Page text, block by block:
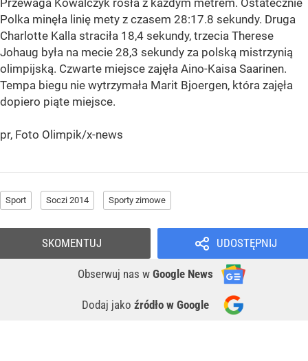
Przewaga Kowalczyk rosła z każdym metrem. Ostatecznie
Polka minęła linię mety z czasem 28:17.8 sekundy. Druga
Charlotte Kalla straciła 18,4 sekundy, trzecia Therese
Johaug była na mecie 28,3 sekundy za polską mistrzynią
olimpijską. Czwarte miejsce zajęła Aino-Kaisa Saarinen.
Tempa biegu nie wytrzymała Marit Bjoergen, która zajęła
dopiero piąte miejsce.
pr, Foto Olimpik/x-news
Sport Soczi 2014 Sporty zimowe
UDOSTĘPNIJ
Obserwuj nas w Google News
Dodaj jako źródło w Google
SKOMENTUJ